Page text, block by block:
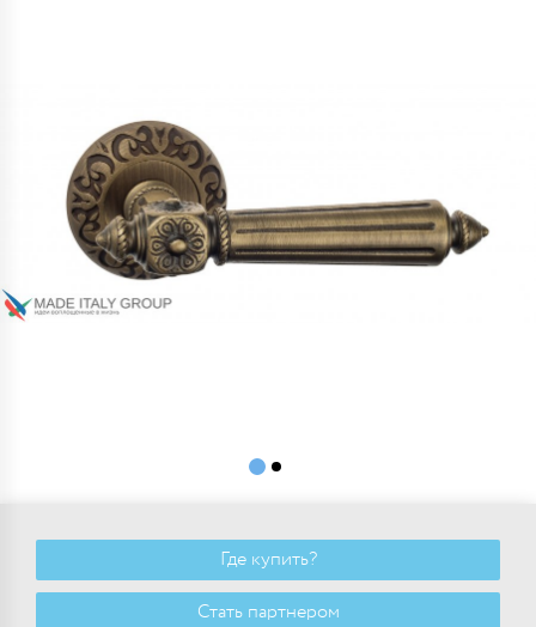
Где купить?
Стать партнером